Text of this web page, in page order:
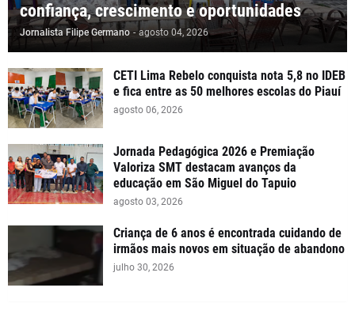
confiança, crescimento e oportunidades
Jornalista Filipe Germano - agosto 04, 2026
CETI Lima Rebelo conquista nota 5,8 no IDEB
e fica entre as 50 melhores escolas do Piauí
agosto 06, 2026
Jornada Pedagógica 2026 e Premiação
Valoriza SMT destacam avanços da
educação em São Miguel do Tapuio
agosto 03, 2026
Criança de 6 anos é encontrada cuidando de
irmãos mais novos em situação de abandono
julho 30, 2026